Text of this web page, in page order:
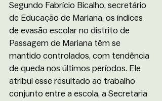
Segundo Fabrício Bicalho, secretário
de Educação de Mariana, os índices
de evasão escolar no distrito de
Passagem de Mariana têm se
mantido controlados, com tendência
de queda nos últimos períodos. Ele
atribui esse resultado ao trabalho
conjunto entre a escola, a Secretaria